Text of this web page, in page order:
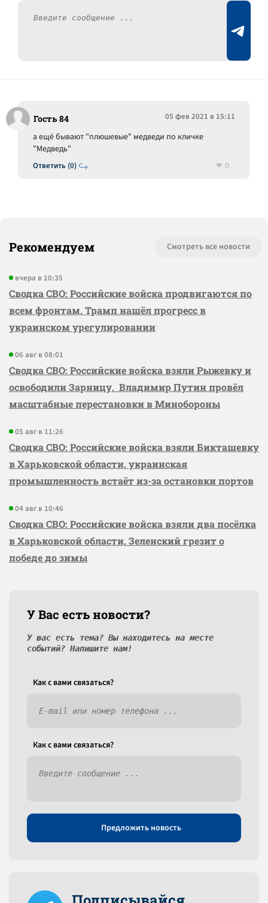
Гость 84 05 фев 2021 в 15:11
Ответить (0)
а ещё бывают "плюшевые" медведи по кличке
"Медведь"
0
Рекомендуем Смотреть все новости
вчера в 10:35
Сводка СВО: Российские войска продвигаются по
всем фронтам, Трамп нашёл прогресс в
украинском урегулировании
06 авг в 08:01
Сводка СВО: Российские войска взяли Рыжевку и
освободили Зарницу, Владимир Путин провёл
масштабные перестановки в Минобороны
05 авг в 11:26
Сводка СВО: Российские войска взяли Бикташевку
в Харьковской области, украинская
промышленность встаёт из-за остановки портов
04 авг в 10:46
Сводка СВО: Российские войска взяли два посёлка
в Харьковской области, Зеленский грезит о
победе до зимы
У Вас есть новости?
У вас есть тема? Вы находитесь на месте
событий? Напишите нам!
Как c вами связаться?
Как c вами связаться?
Предложить новость